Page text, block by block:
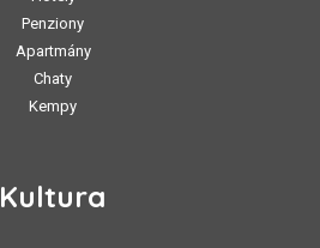
Penziony
Apartmány
Chaty
Kempy
Kultura